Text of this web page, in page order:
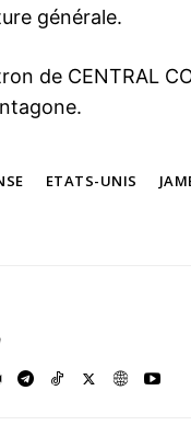
générale.
de CENTRAL
ETATS-UNIS